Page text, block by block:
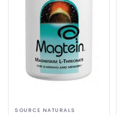
SOURCE NATURALS